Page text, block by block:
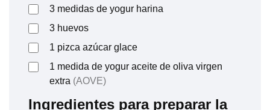
3 medidas de yogur harina
3 huevos
1 pizca azúcar glace
1 medida de yogur aceite de oliva virgen
extra (AOVE)
Ingredientes para preparar la